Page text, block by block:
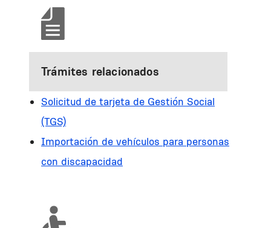
Trámites relacionados
Solicitud de tarjeta de Gestión Social
(TGS)
Importación de vehículos para personas
con discapacidad